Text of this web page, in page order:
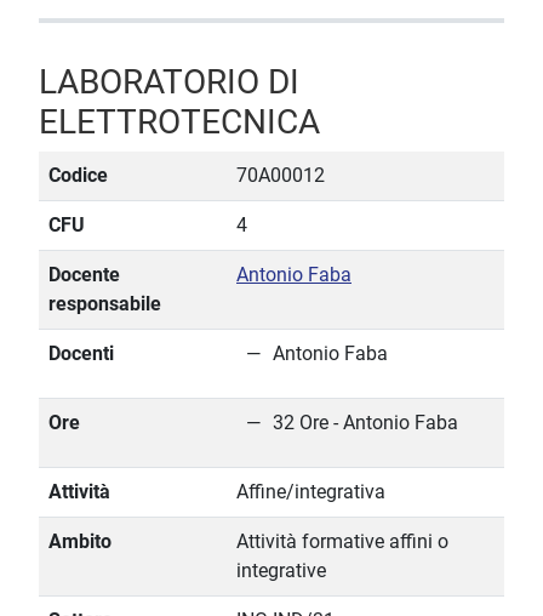
LABORATORIO DI
ELETTROTECNICA
Codice 70A00012
CFU 4
Docente
responsabile
Antonio Faba
Docenti Antonio Faba
Ore 32 Ore - Antonio Faba
Attività Affine/integrativa
Ambito
Attività formative affini o
integrative